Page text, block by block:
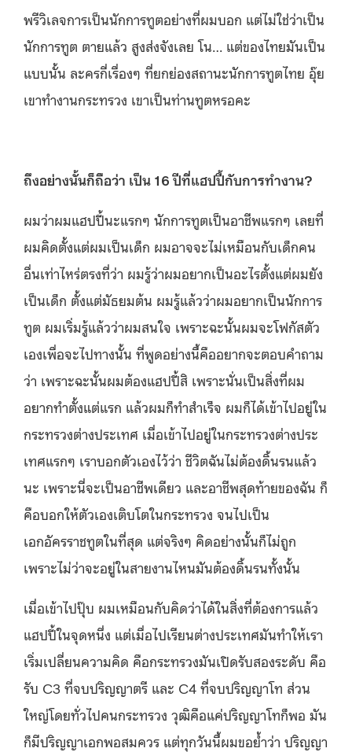
พรีวิเลจการเป็นนักการทูตอย่างที่ผมบอก แต่ไม่ใช่ว่าเป็น
นักการทูต ตายแล้ว สูงส่งจังเลย โน… แต่ของไทยมันเป็น
แบบนั้น ละครกี่เรื่องๆ ที่ยกย่องสถานะนักการทูตไทย อุ๊ย
เขาทำงานกระทรวง เขาเป็นท่านทูตหรอคะ
ถึงอย่างนั้นก็ถือว่า เป็น 16ปีที่แฮปปี้กับการทำงาน?
ผมว่าผมแฮปปี้นะแรกๆ นักการทูตเป็นอาชีพแรกๆ เลยที่
ผมคิดตั้งแต่ผมเป็นเด็ก ผมอาจจะไม่เหมือนกับเด็กคน
อื่นเท่าไหร่ตรงที่ว่า ผมรู้ว่าผมอยากเป็นอะไรตั้งแต่ผมยัง
เป็นเด็ก ตั้งแต่มัธยมต้น ผมรู้แล้วว่าผมอยากเป็นนักการ
ทูต ผมเริ่มรู้แล้วว่าผมสนใจ เพราะฉะนั้นผมจะโฟกัสตัว
เองเพื่อจะไปทางนั้น ที่พูดอย่างนี้คืออยากจะตอบคำถาม
ว่า เพราะฉะนั้นผมต้องแฮปปี้สิ เพราะนั่นเป็นสิ่งที่ผม
อยากทำตั้งแต่แรก แล้วผมก็ทำสำเร็จ ผมก็ได้เข้าไปอยู่ใน
กระทรวงต่างประเทศ เมื่อเข้าไปอยู่ในกระทรวงต่างประ
เทศแรกๆ เราบอกตัวเองไว้ว่า ชีวิตฉันไม่ต้องดิ้นรนแล้ว
นะ เพราะนี่จะเป็นอาชีพเดียว และอาชีพสุดท้ายของฉัน ก็
คือบอกให้ตัวเองเติบโตในกระทรวง จนไปเป็น
เอกอัครราชทูตในที่สุด แต่จริงๆ คิดอย่างนั้นก็ไม่ถูก
เพราะไม่ว่าจะอยู่ในสายงานไหนมันต้องดิ้นรนทั้งนั้น
เมื่อเข้าไปปุ๊บ ผมเหมือนกับคิดว่าได้ในสิ่งที่ต้องการแล้ว
แฮปปี้ในจุดหนึ่ง แต่เมื่อไปเรียนต่างประเทศมันทำให้เรา
เริ่มเปลี่ยนความคิด คือกระทรวงมันเปิดรับสองระดับ คือ
รับ C3 ที่จบปริญญาตรี และ C4 ที่จบปริญญาโท ส่วน
ใหญ่โดยทั่วไปคนกระทรวง วุฒิคือแค่ปริญญาโทก็พอ มัน
ก็มีปริญญาเอกพอสมควร แต่ทุกวันนี้ผมขอย้ำว่า ปริญญา